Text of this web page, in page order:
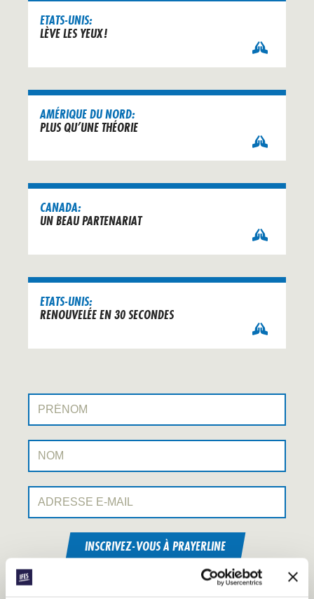
ETATS-UNIS:
LÈVE LES YEUX !
AMÉRIQUE DU NORD:
PLUS QU’UNE THÉORIE
CANADA:
UN BEAU PARTENARIAT
ETATS-UNIS:
RENOUVELÉE EN 30 SECONDES
Prénom:
Nom:
Adresse e-mail:
INSCRIVEZ-VOUS À PRAYERLINE